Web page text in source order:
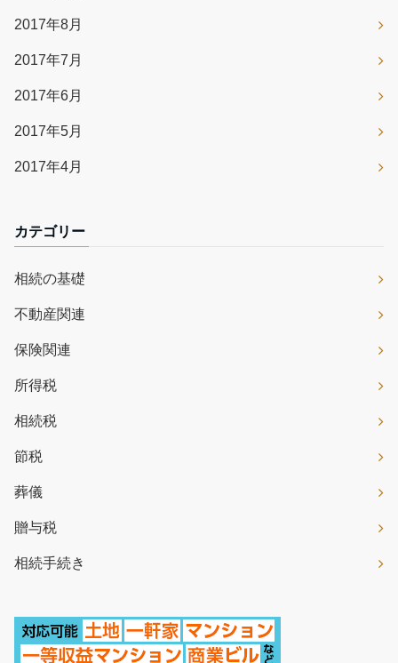
2017年8月
2017年7月
2017年6月
2017年5月
2017年4月
カテゴリー
相続の基礎
不動産関連
保険関連
所得税
相続税
節税
葬儀
贈与税
相続手続き